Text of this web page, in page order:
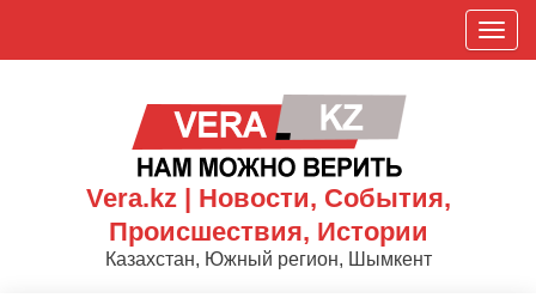
П
о
Vera.kz | Новости, События,
Происшествия, Истории
Казахстан, Южный регион, Шымкент